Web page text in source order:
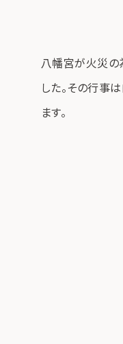
八幡宮が火災の
した。その行事
ます。